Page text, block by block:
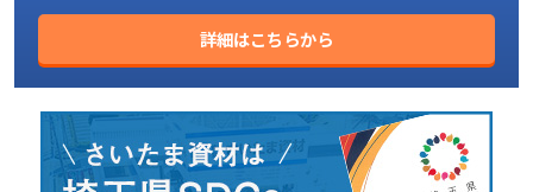
詳細はこちらから